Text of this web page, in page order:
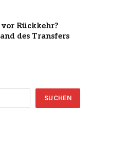
Rückkehr?
des Transfers
SUCHEN